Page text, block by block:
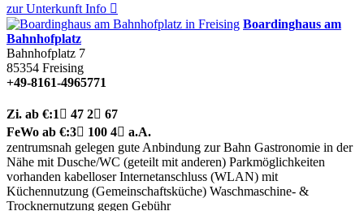
zur Unterkunft Info 
Boardinghaus am
Bahnhofplatz
Bahnhofplatz 7
85354 Freising
+49-8161-4965771
Zi. ab €:1  47 2 67
FeWo ab €:3 100 4 a.A.
zentrumsnah gelegen gute Anbindung zur Bahn Gastronomie in der
Nähe mit Dusche/WC (geteilt mit anderen) Parkmöglichkeiten
vorhanden kabelloser Internetanschluss (WLAN) mit
Küchennutzung (Gemeinschaftsküche) Waschmaschine- &
Trocknernutzung gegen Gebühr